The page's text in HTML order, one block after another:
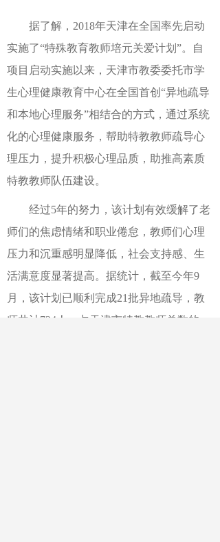
据了解，2018年天津在全国率先启动
实施了“特殊教育教师培元关爱计划”。自
项目启动实施以来，天津市教委委托市学
生心理健康教育中心在全国首创“异地疏导
和本地心理服务”相结合的方式，通过系统
化的心理健康服务，帮助特教教师疏导心
理压力，提升积极心理品质，助推高素质
特教教师队伍建设。
经过5年的努力，该计划有效缓解了老
师们的焦虑情绪和职业倦怠，教师们心理
压力和沉重感明显降低，社会支持感、生
活满意度显著提高。据统计，截至今年9
月，该计划已顺利完成21批异地疏导，教
师共计724人，占天津市特教教师总数的